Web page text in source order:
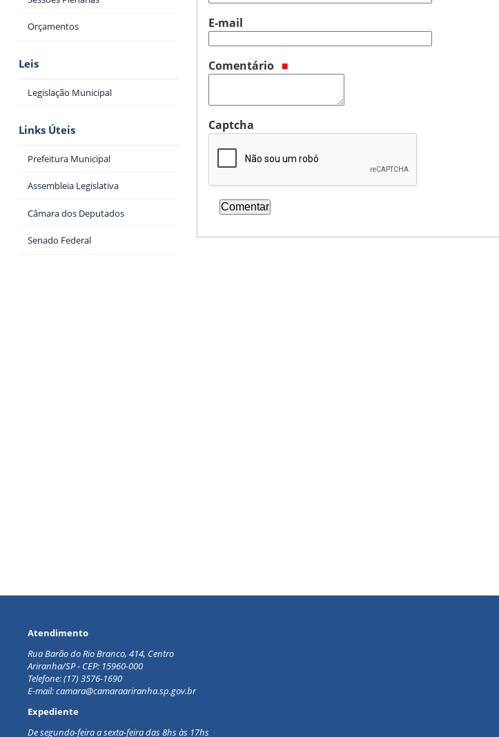
Orçamentos
Leis
Legislação Municipal
Links Úteis
Prefeitura Municipal
Assembleia Legislativa
Câmara dos Deputados
Senado Federal
E-mail
Comentário
Captcha
Atendimento
Rua Barão do Rio Branco, 414, Centro
Ariranha/SP - CEP: 15960-000
Telefone: (17) 3576-1690
E-mail: camara@camaraariranha.sp.gov.br
Expediente
De segunda-feira a sexta-feira das 8hs às 17hs